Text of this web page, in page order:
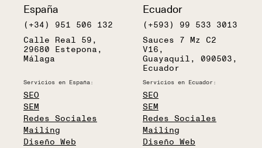
España
(+34) 951 506 132
Calle Real 59,
29680 Estepona,
Málaga
Servicios en España:
SEO
SEM
Redes Sociales
Mailing
Diseño Web
Ecuador
(+593) 99 533 3013
Sauces 7 Mz C2
V16,
Guayaquil, 090503,
Ecuador
Servicios en Ecuador:
SEO
SEM
Redes Sociales
Mailing
Diseño Web